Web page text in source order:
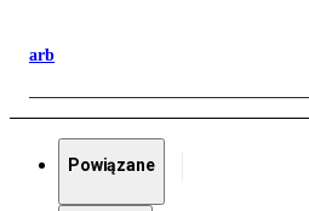
arb
Powiązane